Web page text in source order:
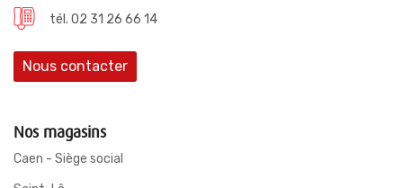
tél. 02 31 26 66 14
Nous contacter
Nos magasins
Caen - Siège social